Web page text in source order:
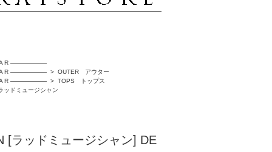
R ――――――
R ―――――― > OUTER アウター
R ―――――― > TOPS トップス
ドミュージシャン
[ラッドミュージシャン] DE